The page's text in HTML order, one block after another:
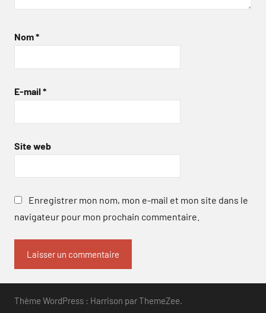
Nom*
E-mail *
Site web
Enregistrer mon nom, mon e-mail et mon site dans le
navigateur pour mon prochain commentaire.
Thème WordPress : Harrison par ThemeZee.